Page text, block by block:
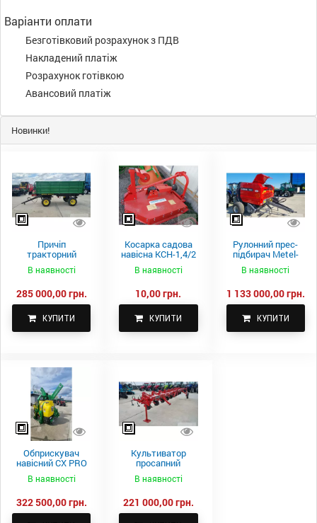
Варіанти оплати
Безготівковий розрахунок з ПДВ
Накладений платіж
Розрахунок готівкою
Авансовий платіж
Новинки!
Причіп
тракторний
самоскидний
Spike 2 ПТС-4
В наявності
285 000,00 грн.
КУПИТИ
Косарка садова
навісна КСН-1,4/2
В наявності
10,00 грн.
КУПИТИ
Рулонний прес-
підбирач Metel-
Fach Z 587
В наявності
1 133 000,00 грн.
КУПИТИ
Обприскувач
навісний CX PRO
В наявності
322 500,00 грн.
Культиватор
просапний
КПН-5,6-05
В наявності
221 000,00 грн.